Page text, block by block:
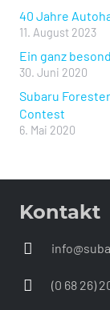
40 Jahre
11. August 2023
Ein ganz
30. Juni 2020
Subaru
Contest
6. Mai 2020
Kontakt
(0 68 26)